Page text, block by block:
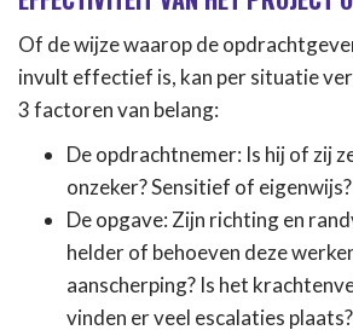
Of de wijze waarop de
invult effectief is, kan per situatie
3 factoren van belang:
De opdrachtnemer: Is hij of zij
onzeker? Sensitief of eigenwijs?
De opgave: Zijn richting en
helder of behoeven deze
aanscherping? Is het
vinden er veel escalaties plaats?